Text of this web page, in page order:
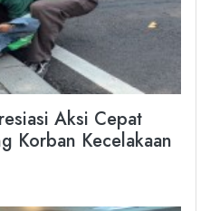
Aksi Cepat
Korban Kecelakaan